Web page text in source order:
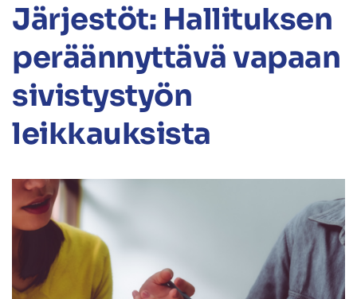
Järjestöt: Hallituksen
peräännyttävä vapaan
sivistystyön
leikkauksista